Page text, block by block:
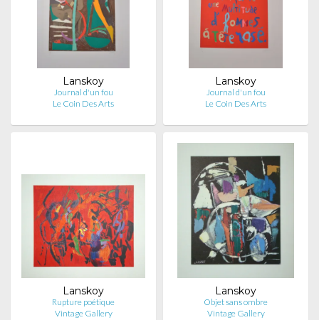
Lanskoy
Journal d'un fou
Le Coin Des Arts
Lanskoy
Journal d'un fou
Le Coin Des Arts
Lanskoy
Rupture poétique
Vintage Gallery
Lanskoy
Objet sans ombre
Vintage Gallery